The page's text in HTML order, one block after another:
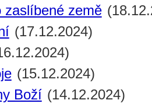
zaslíbené země
(17.12.2024)
(15.12.2024)
Boží (14.12.2024)